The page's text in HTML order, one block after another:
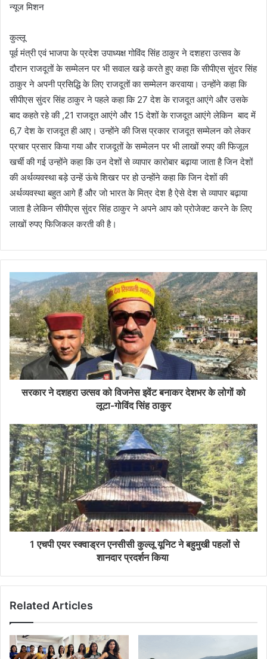
न्यूज मिशन
कुल्लू
पूर्व मंत्री एवं भाजपा के प्रदेश उपाध्यक्ष गोविंद सिंह ठाकुर ने दशहरा उत्सव के
दौरान राजदूतों के सम्मेलन पर भी सवाल खड़े करते हुए कहा कि सीपीएस सुंदर सिंह
ठाकुर ने अपनी प्रसिद्धि के लिए राजदूतों का सम्मेलन करवाया। उन्होंने कहा कि
सीपीएस सुंदर सिंह ठाकुर ने पहले कहा कि 27 देश के राजदूत आएंगे और उसके
बाद कहते रहे की ,21 राजदूत आएंगे और 15 देशों के राजदूत आएंगे लेकिन बाद में
6,7 देश के राजदूत ही आए। उन्होंने की जिस प्रकार राजदूत सम्मेलन को लेकर
प्रचार प्रसार किया गया और राजदूतों के सम्मेलन पर भी लाखों रुपए की फिजूल
खर्ची की गई उन्होंने कहा कि उन देशों से व्यापार कारोबार बढ़ाया जाता है जिन देशों
की अर्थव्यवस्था बड़े उन्हें ऊंचे शिखर पर हो उन्होंने कहा कि जिन देशों की
अर्थव्यवस्था बहुत आगे हैं और जो भारत के मित्र देश है ऐसे देश से व्यापार बढ़ाया
जाता है लेकिन सीपीएस सुंदर सिंह ठाकुर ने अपने आप को प्रोजेक्ट करने के लिए
लाखों रुपए फिजिकल करती की है।
सरकार ने दशहरा उत्सव को विजनेस इवेंट बनाकर देशभर के लोगों को
लूटा-गोविंद सिंह ठाकुर
1 एचपी एयर स्क्वाड्रन एनसीसी कुल्लू यूनिट ने बहुमुखी पहलों से
शानदार प्रदर्शन किया
Related Articles